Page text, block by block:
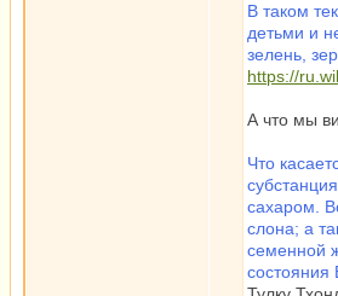
В таком
детьми и
зелень,
https://
А что мы
Что
сахаром.
слона; а
семенной